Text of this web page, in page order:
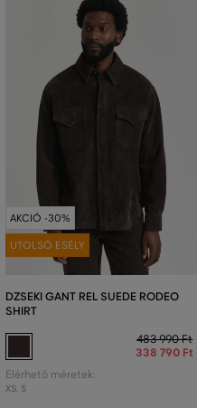
AKCIÓ -30%
UTOLSÓ ESÉLY
DZSEKI GANT REL SUEDE RODEO
SHIRT
483 990 Ft
338 790 Ft
Elérhető méretek:
XS, S